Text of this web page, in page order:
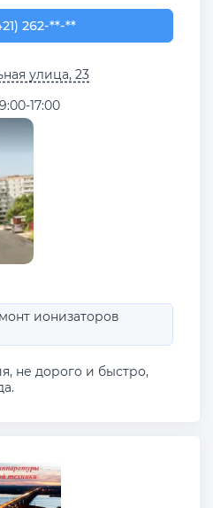
262-58-97
262-**-**
улица, 23
17:00
ионизаторов
не дорого и быстро,